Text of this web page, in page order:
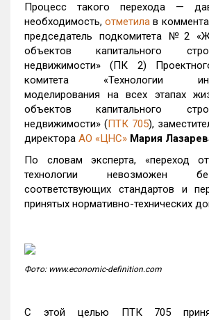
Процесс такого перехода —
необходимость,отметила в
председатель подкомитета №2
объектов капитального
недвижимости» (ПК 2)
комитета «Технологии
моделирования на всех этапах
объектов капитального
недвижимости» (ПТК 705),
директора АО «ЦНС» Мария
По словам эксперта, «переход
технологии невозможен
соответствующих стандартов и
принятых нормативно-технических
Фото: www.economic-definition.com
С этой целью ПТК 705